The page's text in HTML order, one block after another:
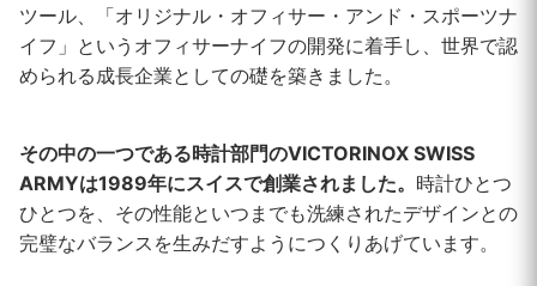
ツール、「オリジナル・オフィサー・アンド・スポーツナ
イフ」というオフィサーナイフの開発に着手し、世界で認
められる成長企業としての礎を築きました。
その中の一つである時計部門のVICTORINOX SWISS
ARMYは1989年にスイスで創業されました。 時計ひとつ
ひとつを、その性能といつまでも洗練されたデザインとの
完璧なバランスを生みだすようにつくりあげています。